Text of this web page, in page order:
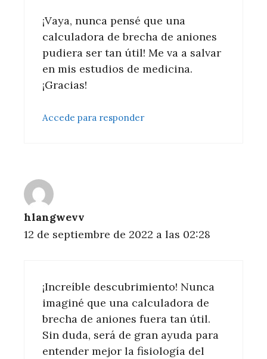
¡Vaya, nunca pensé que una
calculadora de brecha de aniones
pudiera ser tan útil! Me va a salvar
en mis estudios de medicina.
¡Gracias!
Accede para responder
hlangwevv
12 de septiembre de 2022 a las 02:28
¡Increíble descubrimiento! Nunca
imaginé que una calculadora de
brecha de aniones fuera tan útil.
Sin duda, será de gran ayuda para
entender mejor la fisiología del